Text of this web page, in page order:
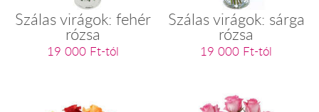
Szálas virágok: fehér
rózsa
19 000 Ft-tól
Szálas virágok: sárga
rózsa
19 000 Ft-tól